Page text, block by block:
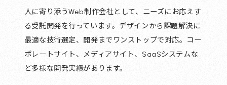
人に寄り添うWeb制作会社として、ニーズにお応えす
る受託開発を行っています。デザインから課題解決に
最適な技術選定、開発までワンストップで対応。コー
ポレートサイト、メディアサイト、SaaSシステムな
ど多様な開発実績があります。